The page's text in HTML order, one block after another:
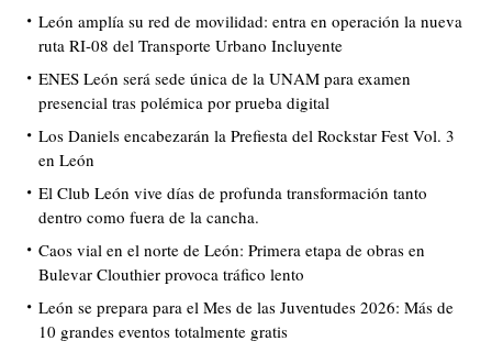
León amplía su red de movilidad: entra en operación la nueva
ruta RI-08 del Transporte Urbano Incluyente
ENES León será sede única de la UNAM para examen
presencial tras polémica por prueba digital
Los Daniels encabezarán la Prefiesta del Rockstar Fest Vol. 3
en León
El Club León vive días de profunda transformación tanto
dentro como fuera de la cancha.
Caos vial en el norte de León: Primera etapa de obras en
Bulevar Clouthier provoca tráfico lento
León se prepara para el Mes de las Juventudes 2026: Más de
10 grandes eventos totalmente gratis